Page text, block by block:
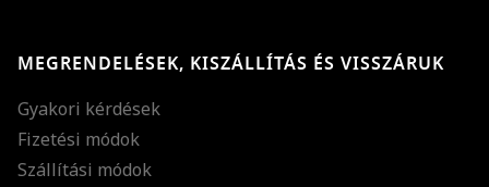
MEGRENDELÉSEK, KISZÁLLÍTÁS ÉS VISSZÁRUK
Gyakori kérdések
Fizetési módok
Szállítási módok